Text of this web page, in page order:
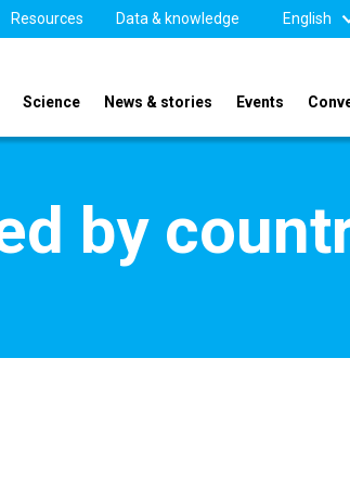
Resources Data & knowledge English
Science News & stories Events
by